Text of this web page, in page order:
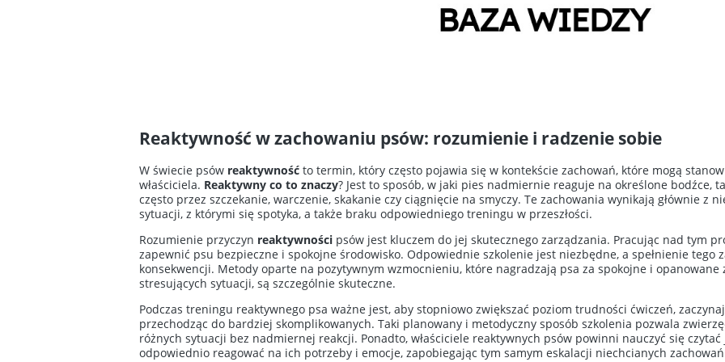
Reaktywność w zachowaniu psów: rozumienie i radzenie sobie
W świecie psów reaktywność to termin, który często pojawia się w kontekście zachowań, które mogą
właściciela. Reaktywny co to znaczy? Jest to sposób, w jaki pies nadmiernie reaguje na określone bodźce,
często przez szczekanie, warczenie, skakanie czy ciągnięcie na smyczy. Te zachowania wynikają głównie z
sytuacji, z którymi się spotyka, a także braku odpowiedniego treningu w przeszłości.
Rozumienie przyczyn reaktywności psów jest kluczem do jej skutecznego zarządzania. Pracując nad tym
zapewnić psu bezpieczne i spokojne środowisko. Odpowiednie szkolenie jest niezbędne, a spełnienie tego
konsekwencji. Metody oparte na pozytywnym wzmocnieniu, które nagradzają psa za spokojne i
stresujących sytuacji, są szczególnie skuteczne.
Podczas treningu reaktywnego psa ważne jest, aby stopniowo zwiększać poziom trudności ćwiczeń,
przechodząc do bardziej skomplikowanych. Taki planowany i metodyczny sposób szkolenia pozwala
różnych sytuacji bez nadmiernej reakcji. Ponadto, właściciele reaktywnych psów powinni nauczyć się czytać
odpowiednio reagować na ich potrzeby i emocje, zapobiegając tym samym eskalacji niechcianych